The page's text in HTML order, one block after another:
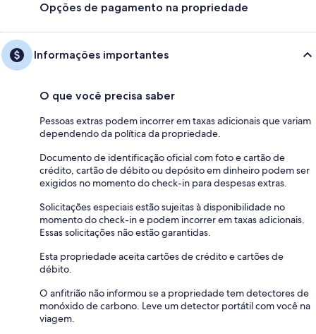
Opções de pagamento na propriedade
Informações importantes
O que você precisa saber
Pessoas extras podem incorrer em taxas adicionais que variam
dependendo da política da propriedade.
Documento de identificação oficial com foto e cartão de
crédito, cartão de débito ou depósito em dinheiro podem ser
exigidos no momento do check-in para despesas extras.
Solicitações especiais estão sujeitas à disponibilidade no
momento do check-in e podem incorrer em taxas adicionais.
Essas solicitações não estão garantidas.
Esta propriedade aceita cartões de crédito e cartões de
débito.
O anfitrião não informou se a propriedade tem detectores de
monóxido de carbono. Leve um detector portátil com você na
viagem.